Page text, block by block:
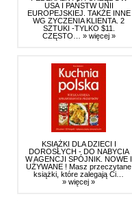
USA I PAŃSTW UNII
EUROPEJSKIEJ. TAKŻE INNE
WG ZYCZENIA KLIENTA. 2
SZTUKI -TYLKO $11.
CZĘSTO… » więcej »
KSIĄŻKI DLA DZIECI I
DOROSŁYCH - DO NABYCIA
W AGENCJI SPÓJNIK. NOWE I
UŻYWANE ! Masz przeczytane
książki, które zalegają Ci…
» więcej »